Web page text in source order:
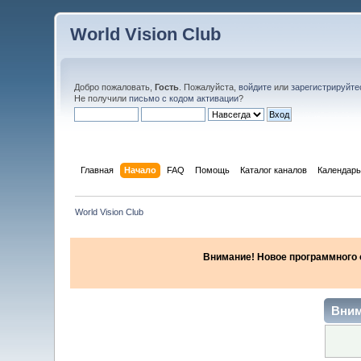
World Vision Club
Добро пожаловать,Гость . Пожалуйста,войдите или
Не получилиписьмо с кодом активации?
Главная Начало FAQ Помощь Каталог каналов Календарь
World Vision Club
Внимание! Новое